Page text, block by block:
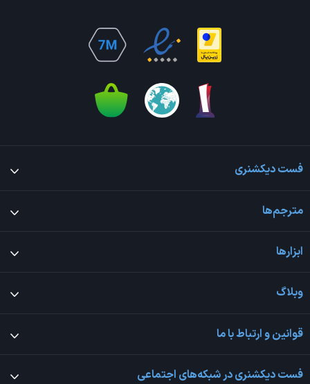
فست دیکشنری
مترجم‌ها
ابزارها
وبلاگ
قوانین و ارتباط با ما
فست دیکشنری در شبکه‌های اجتماعی